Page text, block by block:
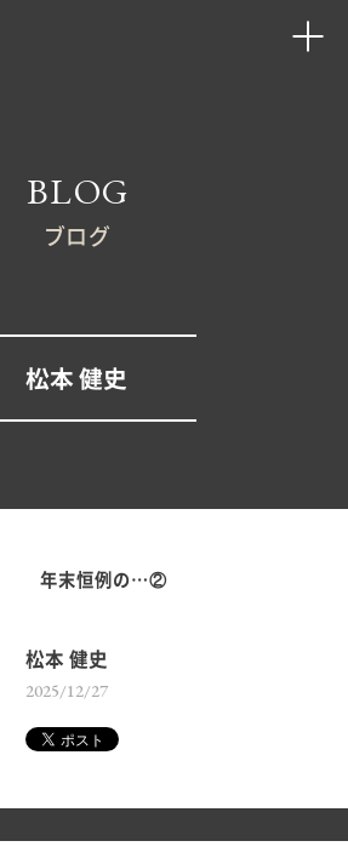
BLOG
ブログ
松本 健史
年末恒例の…②
松本 健史
2025/12/27